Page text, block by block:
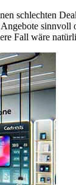
schlechten
Fall wäre